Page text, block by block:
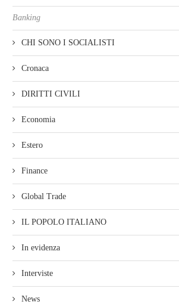
Banking
CHI SONO I SOCIALISTI
Cronaca
DIRITTI CIVILI
Economia
Estero
Finance
Global Trade
IL POPOLO ITALIANO
In evidenza
Interviste
News